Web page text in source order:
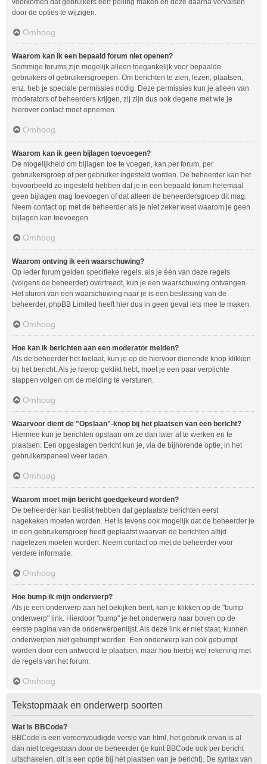
voorkomen dat gebruikers een peiling maken en deze daarna vervalsen
door de opties te wijzigen.
Omhoog
Waarom kan ik een bepaald forum niet openen?
Sommige forums zijn mogelijk alleen toegankelijk voor bepaalde
gebruikers of gebruikersgroepen. Om berichten te zien, lezen, plaatsen,
enz. heb je speciale permissies nodig. Deze permissies kun je alleen van
moderators of beheerders krijgen, zij zijn dus ook degene met wie je
hierover contact moet opnemen.
Omhoog
Waarom kan ik geen bijlagen toevoegen?
De mogelijkheid om bijlagen toe te voegen, kan per forum, per
gebruikersgroep of per gebruiker ingesteld worden. De beheerder kan het
bijvoorbeeld zo ingesteld hebben dat je in een bepaald forum helemaal
geen bijlagen mag toevoegen of dat alleen de beheerdersgroep dit mag.
Neem contact op met de beheerder als je niet zeker weet waarom je geen
bijlagen kan toevoegen.
Omhoog
Waarom ontving ik een waarschuwing?
Op ieder forum gelden specifieke regels, als je één van deze regels
(volgens de beheerder) overtreedt, kun je een waarschuwing ontvangen.
Het sturen van een waarschuwing naar je is een beslissing van de
beheerder, phpBB Limited heeft hier dus in geen geval iets mee te maken.
Omhoog
Hoe kan ik berichten aan een moderator melden?
Als de beheerder het toelaat, kun je op de hiervoor dienende knop klikken
bij het bericht. Als je hierop geklikt hebt, moet je een paar verplichte
stappen volgen om de melding te versturen.
Omhoog
Waarvoor dient de "Opslaan"-knop bij het plaatsen van een bericht?
Hiermee kun je berichten opslaan om ze dan later af te werken en te
plaatsen. Een opgeslagen bericht kun je, via de bijhorende optie, in het
gebruikerspaneel weer laden.
Omhoog
Waarom moet mijn bericht goedgekeurd worden?
De beheerder kan beslist hebben dat geplaatste berichten eerst
nagekeken moeten worden. Het is tevens ook mogelijk dat de beheerder je
in een gebruikersgroep heeft geplaatst waarvan de berichten altijd
nagelezen moeten worden. Neem contact op met de beheerder voor
verdere informatie.
Omhoog
Hoe bump ik mijn onderwerp?
Als je een onderwerp aan het bekijken bent, kan je klikken op de "bump
onderwerp" link. Hierdoor "bump" je het onderwerp naar boven op de
eerste pagina van de onderwerpenlijst. Als deze link er niet staat, kunnen
onderwerpen niet gebumpt worden. Een onderwerp kan ook gebumpt
worden door een antwoord te plaatsen, maar hou hierbij wel rekening met
de regels van het forum.
Omhoog
Tekstopmaak en onderwerp soorten
Wat is BBCode?
BBCode is een vereenvoudigde versie van html, het gebruik ervan is al
dan niet toegestaan door de beheerder (je kunt BBCode ook per bericht
uitschakelen, dit is een optie bij het plaatsen van je bericht). De syntax van